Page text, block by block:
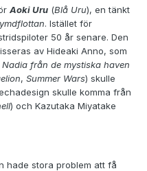
Aoki Uru (Blå Uru), en tänkt
. Istället för
50 år senare. Den
av Hideaki Anno, som
Nadia från de mystiska haven
, Summer Wars) skulle
skulle komma från
) och Kazutaka Miyatake
hade stora problem att få